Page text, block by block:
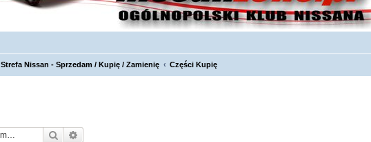
Strefa Nissan - Sprzedam / Kupię / Zamienię Części Kupię
Szukaj